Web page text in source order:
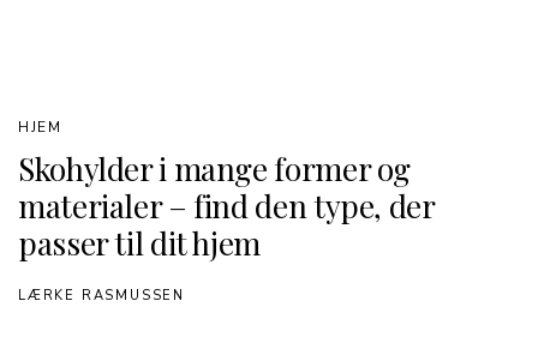
Skohylder i mange former og
materialer – find den type, der
passer til dit hjem
HJEM
LÆRKE RASMUSSEN